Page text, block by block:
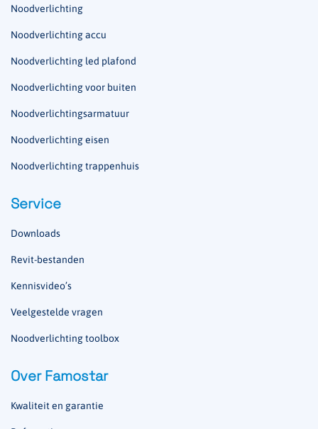
Noodverlichting
Noodverlichting accu
Noodverlichting led plafond
Noodverlichting voor buiten
Noodverlichtingsarmatuur
Noodverlichting eisen
Noodverlichting trappenhuis
Service
Downloads
Revit-bestanden
Kennisvideo’s
Veelgestelde vragen
Noodverlichting toolbox
Over Famostar
Kwaliteit en garantie